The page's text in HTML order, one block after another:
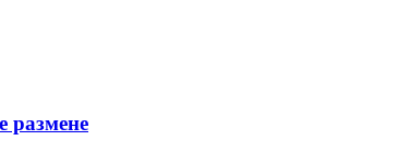
размене